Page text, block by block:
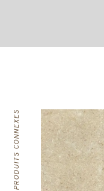
PRODUITS CONNEXES